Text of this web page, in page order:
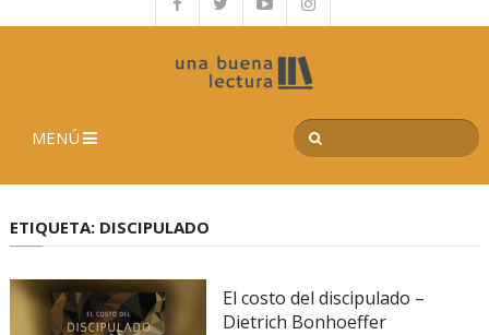
MENÚ
ETIQUETA: DISCIPULADO
El costo del discipulado –
Dietrich Bonhoeffer